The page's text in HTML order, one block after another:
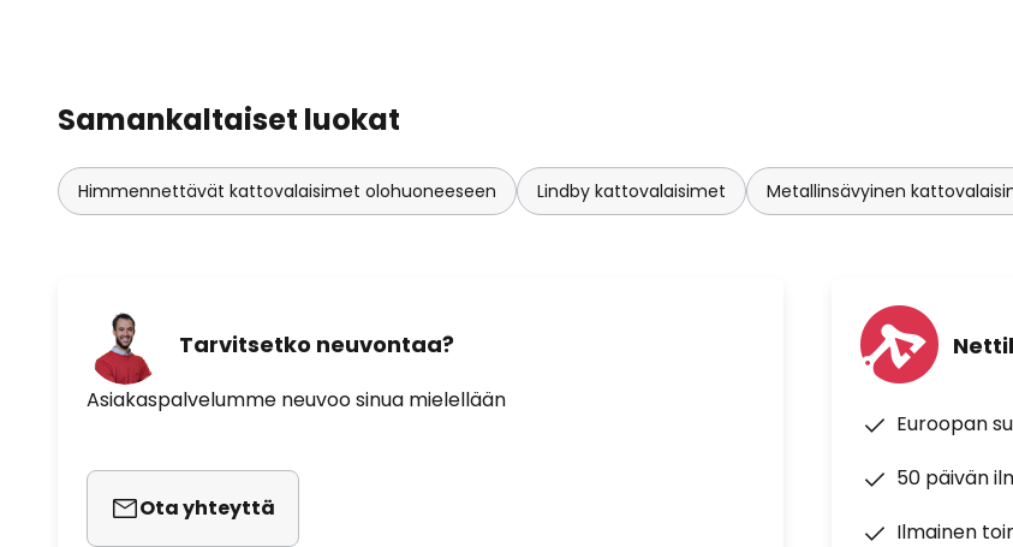
Samankaltaiset luokat
Himmennettävät kattovalaisimet olohuoneeseen Lindby kattovalaisimet Metallinsävyinen
Tarvitsetko neuvontaa?
Asiakaspalvelumme neuvoo sinua mielellään
Ota yhteyttä
Euroopan
50 päivän
Ilmainen